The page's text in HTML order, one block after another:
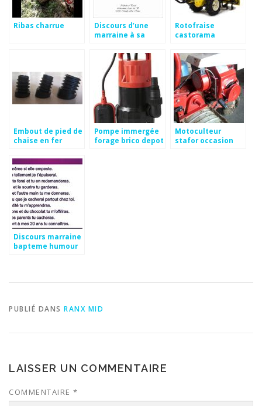
Ribas charrue
Discours d’une
marraine à sa
Rotofraise
castorama
Embout de pied de
chaise en fer
Pompe immergée
forage brico depot
Motoculteur
stafor occasion
Discours marraine
bapteme humour
PUBLIÉ DANS RANX MID
LAISSER UN COMMENTAIRE
COMMENTAIRE *